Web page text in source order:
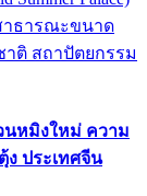
าธารณะขนาด
ติ สถาปัตยกรรม
นหมิงใหม่ ความ
ประเทศจีน